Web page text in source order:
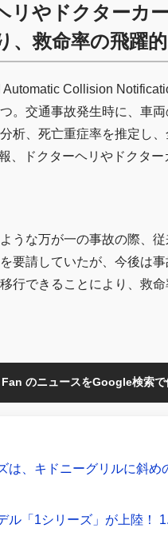
リやドクターカ
、救命率の飛躍
Collision
。交通事故発生時に、車
析、死亡重症率を推定し
ドクターヘリやドクタ
うな万が一の事故の際、
要請していたが、今後は
行できることにより、救
のニュースをGoogle検索で
は、キドニーグリルに斜
「1シリーズ」が上陸！